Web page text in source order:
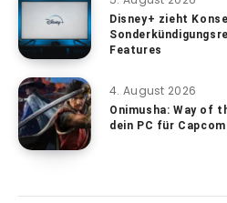
Disney+ zieht
Features
4. August 2026
Onimusha: Way of
dein PC für